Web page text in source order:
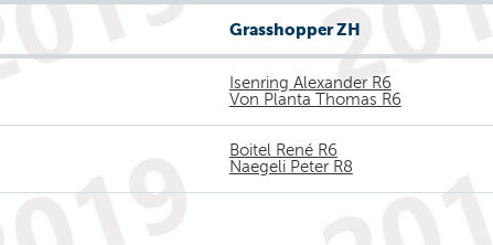
Grasshopper ZH
Isenring Alexander R6
Von Planta Thomas R6
Boitel René R6
Naegeli Peter R8